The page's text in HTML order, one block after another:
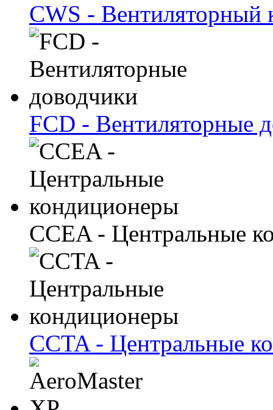
CWS - Вентиляторный
FCD - Вентиляторные
CCEA - Центральные
CCTA - Центральные